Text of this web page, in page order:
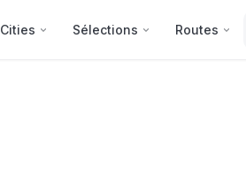
Cities Sélections Routes